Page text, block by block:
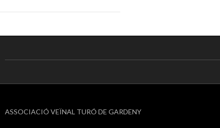
ASSOCIACIÓ VEÏNAL TURÓ DE GARDENY